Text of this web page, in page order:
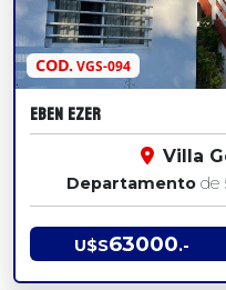
COD.VGS-094
EBEN EZER
Villa
Departamento de
U$S63000.-